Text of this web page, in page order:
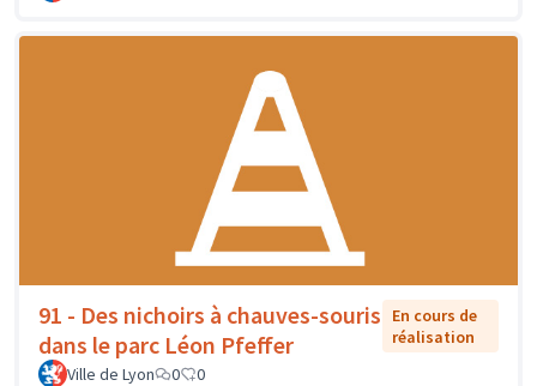
91 - Des nichoirs à chauves-souris
dans le parc Léon Pfeffer
En cours de
réalisation
Ville de Lyon
0 0